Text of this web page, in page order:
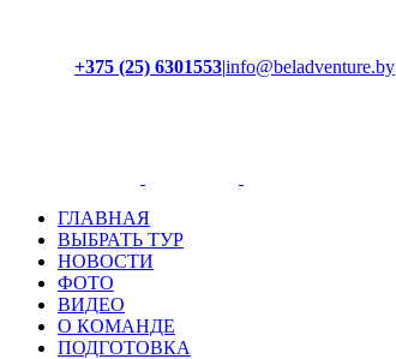
+375 (25) 6301553|info@beladventure.by
ГЛАВНАЯ
ВЫБРАТЬ ТУР
НОВОСТИ
ФОТО
ВИДЕО
О КОМАНДЕ
ПОДГОТОВКА